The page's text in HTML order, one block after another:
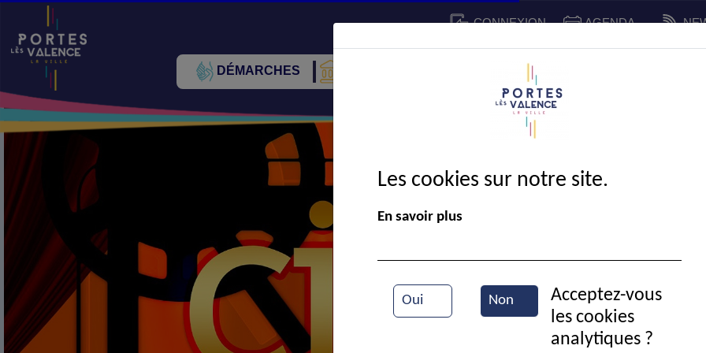
CONNEXION AGENDA
DÉMARCHES CADRE DE VIE
Cinéma
Les cookies sur notre site.
En savoir plus
Oui Non
Acceptez-vous
les cookies
analytiques ?